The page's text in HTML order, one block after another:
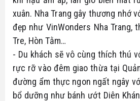
xuân. Nha Trang gây thương nhớ
đẹp như VinWonders Nha Trang,
Tre, Hòn Tằm…
- Du khách sẽ vô cùng thích thú
rực rỡ vào đêm giao thừa tại
đường ẩm thực ngon ngất ngây
bổ dưỡng như bánh ướt Diên